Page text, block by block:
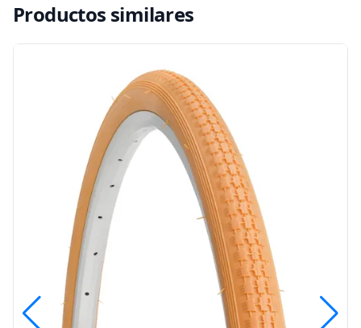
Productos similares